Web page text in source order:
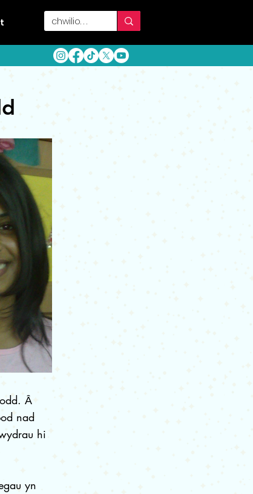
Ȃ
nad
hi
yn